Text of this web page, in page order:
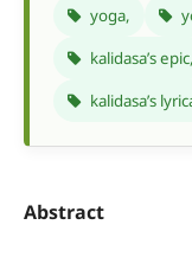
yoga,
kalidasa’s epic,
kalidasa’s
Abstract